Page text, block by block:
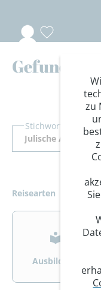
Gefundene
Stichwort Suche
Reisearten
>
Ausbildung
zu